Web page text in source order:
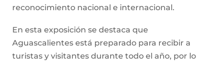
reconocimiento nacional e internacional.
En esta exposición se destaca que
Aguascalientes está preparado para recibir a
turistas y visitantes durante todo el año, por lo